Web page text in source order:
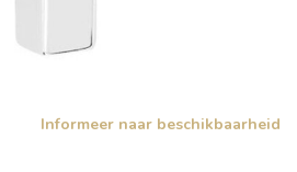
Informeer naar beschikbaarheid